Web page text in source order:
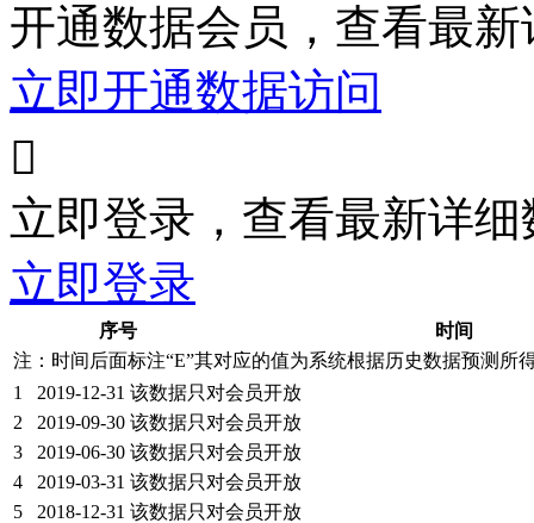
开通数据会员，查看最
立即开通数据访问

立即登录，查看最新详细
立即登录
序号
时间
注：时间后面标注“E”其对应的值为系统根据历史数据预测所
1
2019-12-31 该数据只对会员开放
2
2019-09-30 该数据只对会员开放
3
2019-06-30 该数据只对会员开放
4
2019-03-31 该数据只对会员开放
5
2018-12-31 该数据只对会员开放